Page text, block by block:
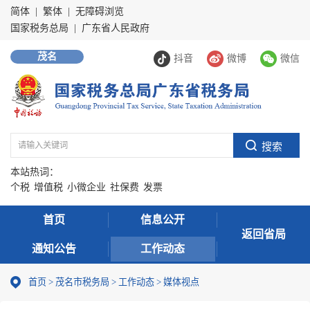
简体 繁体
无障碍浏览
国家税务总局
广东省人民政府
抖音 微博 微信
茂名
本站热词：
个税 增值税 小微企业 社保费 发票
首页 信息公开
通知公告 工作动态
返回省局
首页 > 茂名市税务局 > 工作动态 > 媒体视点